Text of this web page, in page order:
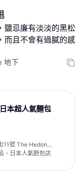
鹽忌廉有淡淡的黑松
而且不會有過膩的感
地下
本超人氣麵包
11號 The Hedon
、日本人氣麪包店